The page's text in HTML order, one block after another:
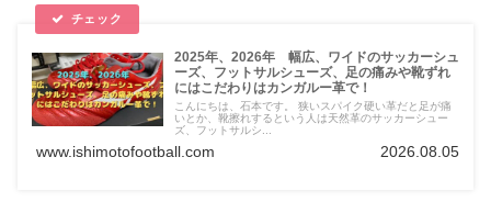
2025年、2026年 幅広、ワイドのサッカーシュ
ーズ、フットサルシューズ、足の痛みや靴ずれ
にはこだわりはカンガルー革で！
こんにちは、石本です。 狭いスパイク硬い革だと足が痛
いとか、靴擦れするという人は天然革のサッカーシュー
ズ、フットサルシ...
www.ishimotofootball.com 2026.08.05